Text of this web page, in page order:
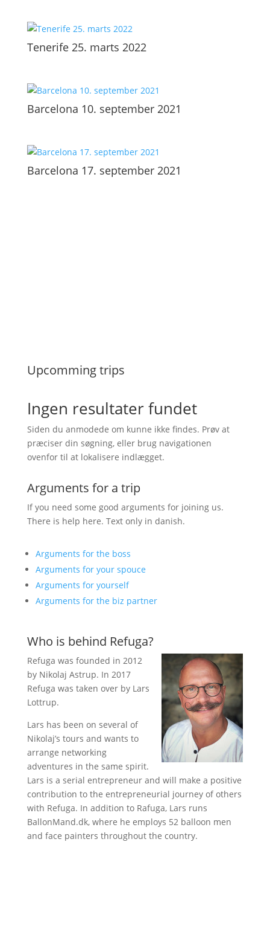
Tenerife 25. marts 2022
Barcelona 10. september 2021
Barcelona 17. september 2021
Upcomming trips
Ingen resultater fundet
Siden du anmodede om kunne ikke findes. Prøv at
præciser din søgning, eller brug navigationen
ovenfor til at lokalisere indlægget.
Arguments for a trip
If you need some good arguments for joining us.
There is help here. Text only in danish.
Arguments for the boss
Arguments for your spouce
Arguments for yourself
Arguments for the biz partner
Who is behind Refuga?
Refuga was founded in 2012
by Nikolaj Astrup. In 2017
Refuga was taken over by Lars
Lottrup.
Lars has been on several of
Nikolaj’s tours and wants to
arrange networking
adventures in the same spirit.
Lars is a serial entrepreneur and will make a positive
contribution to the entrepreneurial journey of others
with Refuga. In addition to Rafuga, Lars runs
BallonMand.dk, where he employs 52 balloon men
and face painters throughout the country.